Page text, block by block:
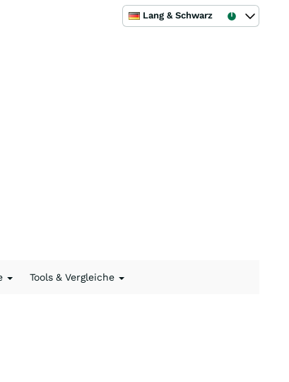
Lang & Schwarz
Tools & Vergleiche